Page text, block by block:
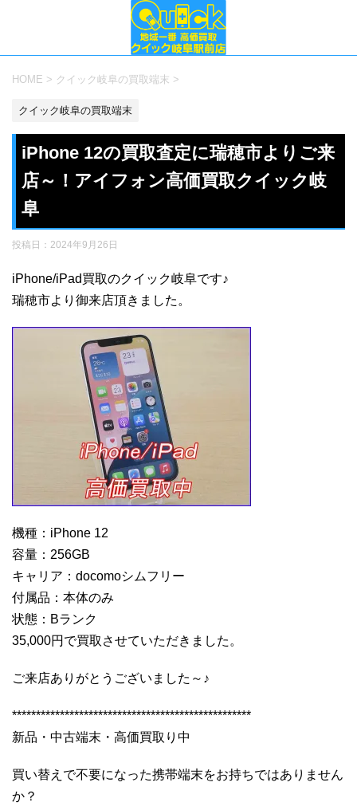
HOME > クイック岐阜の買取端末 >
クイック岐阜の買取端末
iPhone 12の買取査定に瑞穂市よりご来
店～！アイフォン高価買取クイック岐
阜
投稿日： 2024年9月26日
iPhone/iPad買取のクイック岐阜です♪
瑞穂市より御来店頂きました。
機種：iPhone 12
容量：256GB
キャリア：docomoシムフリー
付属品：本体のみ
状態：Bランク
35,000円で買取させていただきました。
ご来店ありがとうございました～♪
**************************************************
新品・中古端末・高価買取り中
買い替えで不要になった携帯端末をお持ちではありません
か？